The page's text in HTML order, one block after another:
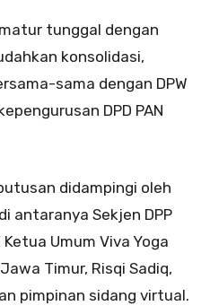
tunggal dengan
konsolidasi,
sama dengan DPW
DPD PAN
didampingi oleh
antaranya Sekjen DPP
Umum Viva Yoga
Timur, Risqi Sadiq,
pimpinan sidang virtual.